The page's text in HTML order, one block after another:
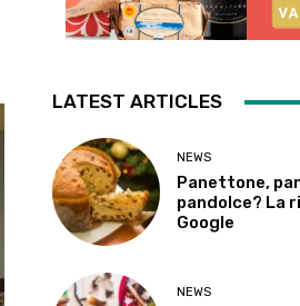
LATEST ARTICLES
NEWS
Panettone,
pandolce? La
Google
NEWS